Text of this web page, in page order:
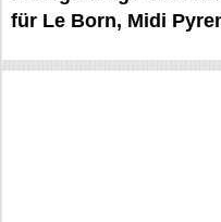
für Le Born, Midi